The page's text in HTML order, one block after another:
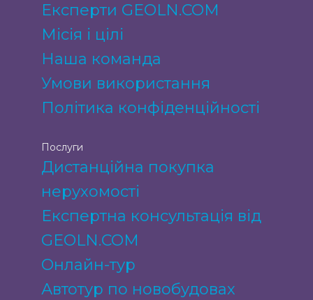
Експерти GEOLN.COM
Місія і цілі
Наша команда
Умови використання
Політика конфіденційності
Послуги
Дистанційна покупка
нерухомості
Експертна консультація від
GEOLN.COM
Онлайн-тур
Автотур по новобудовах